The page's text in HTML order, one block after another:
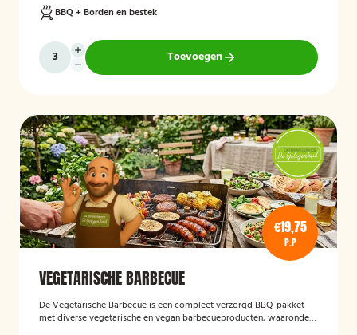
BBQ + Borden en bestek
Toevoegen
€19,75
P.P
VEGETARISCHE BARBECUE
De Vegetarische Barbecue is een compleet verzorgd BBQ-pakket
met diverse vegetarische en vegan barbecueproducten, waaronder